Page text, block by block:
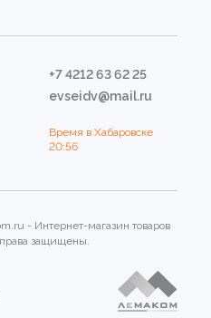
+7 4212 63 62 25
evseidv@mail.ru
Время в Хабаровске
20:56
- Интернет-магазин товаров
защищены.